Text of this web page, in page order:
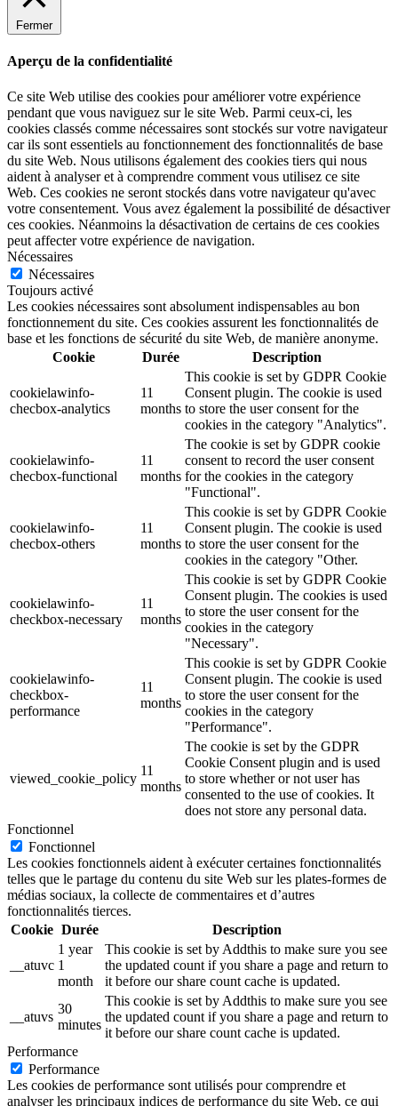
Fermer
Aperçu de la confidentialité
Ce site Web utilise des cookies pour améliorer votre expérience
pendant que vous naviguez sur le site Web. Parmi ceux-ci, les
cookies classés comme nécessaires sont stockés sur votre navigateur
car ils sont essentiels au fonctionnement des fonctionnalités de base
du site Web. Nous utilisons également des cookies tiers qui nous
aident à analyser et à comprendre comment vous utilisez ce site
Web. Ces cookies ne seront stockés dans votre navigateur qu'avec
votre consentement. Vous avez également la possibilité de désactiver
ces cookies. Néanmoins la désactivation de certains de ces cookies
peut affecter votre expérience de navigation.
Nécessaires
Nécessaires
Toujours activé
Les cookies nécessaires sont absolument indispensables au bon
fonctionnement du site. Ces cookies assurent les fonctionnalités de
base et les fonctions de sécurité du site Web, de manière anonyme.
Cookie
Durée Description
cookielawinfo-
checbox-analytics
11
months
This cookie is set by GDPR Cookie
Consent plugin. The cookie is used
to store the user consent for the
cookies in the category "Analytics".
cookielawinfo-
checbox-functional
11
months
The cookie is set by GDPR cookie
consent to record the user consent
for the cookies in the category
"Functional".
cookielawinfo-
checbox-others
11
months
This cookie is set by GDPR Cookie
Consent plugin. The cookie is used
to store the user consent for the
cookies in the category "Other.
cookielawinfo-
checkbox-necessary
11
months
This cookie is set by GDPR Cookie
Consent plugin. The cookies is used
to store the user consent for the
cookies in the category
"Necessary".
cookielawinfo-
checkbox-
performance
11
months
This cookie is set by GDPR Cookie
Consent plugin. The cookie is used
to store the user consent for the
cookies in the category
"Performance".
viewed_cookie_policy
11
months
The cookie is set by the GDPR
Cookie Consent plugin and is used
to store whether or not user has
consented to the use of cookies. It
does not store any personal data.
Fonctionnel
Fonctionnel
Les cookies fonctionnels aident à exécuter certaines fonctionnalités
telles que le partage du contenu du site Web sur les plates-formes de
médias sociaux, la collecte de commentaires et d’autres
fonctionnalités tierces.
Cookie Durée Description
__atuvc
1 year
1
month
This cookie is set by Addthis to make sure you see
the updated count if you share a page and return to
it before our share count cache is updated.
__atuvs
30
minutes
This cookie is set by Addthis to make sure you see
the updated count if you share a page and return to
it before our share count cache is updated.
Performance
Performance
Les cookies de performance sont utilisés pour comprendre et
analyser les principaux indices de performance du site Web, ce qui